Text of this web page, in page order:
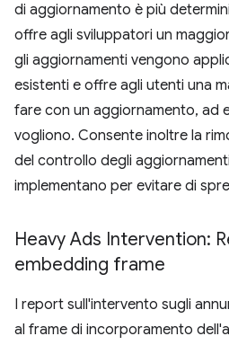
di aggiornamento è più
offre agli sviluppatori un
gli aggiornamenti vengono
esistenti e offre agli utenti una
fare con un aggiornamento, ad
vogliono. Consente inoltre la
del controllo degli
implementano per evitare di
Heavy Ads Intervention:
embedding frame
I report sull'intervento sugli
al frame di incorporamento